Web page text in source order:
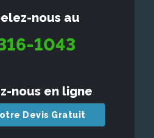
nous au
1043
nous en ligne
Devis Gratuit